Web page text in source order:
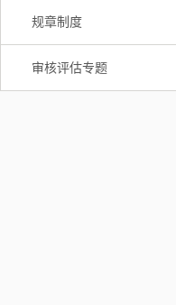
规章制度
审核评估专题